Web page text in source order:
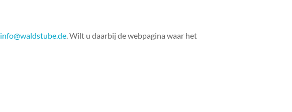
info@waldstube.de. Wilt u daarbij de webpagina waar het